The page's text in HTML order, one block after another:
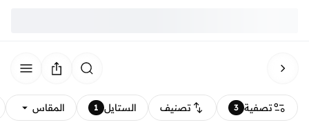
تصفية 3 تصنيف الستايل 1 المقاس